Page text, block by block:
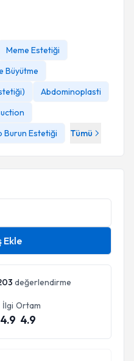
Meme Estetiği
Büyütme
Abdominoplasti
Burun Estetiği Tümü
Ekle
değerlendirme
İlgi
4.9
Ortam
4.9